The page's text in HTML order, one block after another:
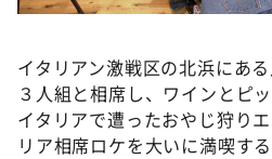
イタリアン激戦区の北浜にあ
３人組と相席し、ワインとピ
イタリアで遭ったおやじ狩り
リア相席ロケを大いに満喫する